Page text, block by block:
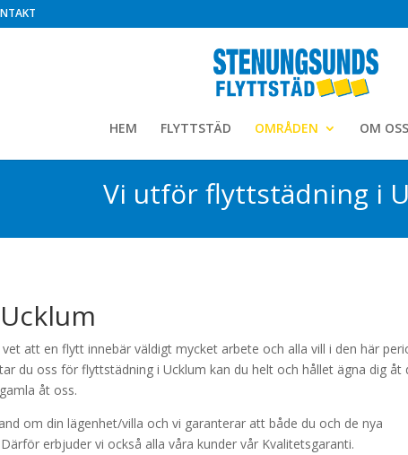
HEM FLYTTSTÄD OMRÅDEN OM OSS
Vi utför flyttstädning i
att en flytt innebär väldigt mycket arbete och alla vill i den här
du oss för flyttstädning i Ucklum kan du helt och hållet ägna dig åt
åt oss.
om din lägenhet/villa och vi garanterar att både du och de nya
erbjuder vi också alla våra kunder vår Kvalitetsgaranti.